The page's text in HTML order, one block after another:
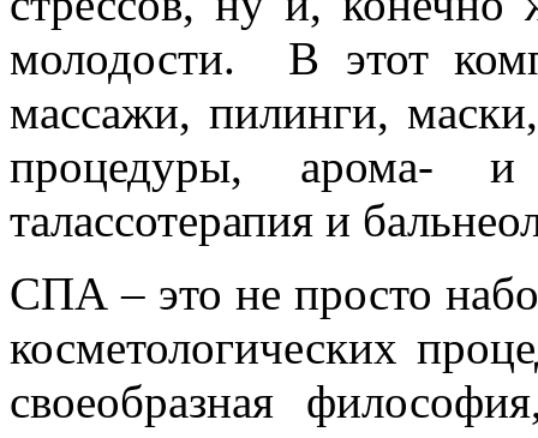
молодости. В этот
массажи, пилинги,
процедуры, арома- и
талассотерапия и
СПА – это не просто
косметологических
своеобразная